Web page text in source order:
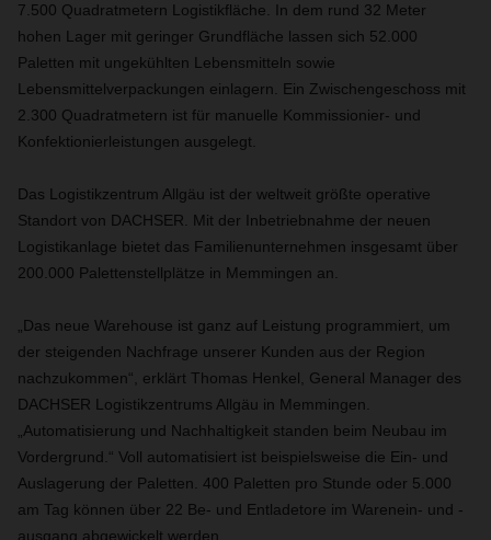
7.500 Quadratmetern Logistikfläche. In dem rund 32 Meter
hohen Lager mit geringer Grundfläche lassen sich 52.000
Paletten mit ungekühlten Lebensmitteln sowie
Lebensmittelverpackungen einlagern. Ein Zwischengeschoss mit
2.300 Quadratmetern ist für manuelle Kommissionier- und
Konfektionierleistungen ausgelegt.
Das Logistikzentrum Allgäu ist der weltweit größte operative
Standort von DACHSER. Mit der Inbetriebnahme der neuen
Logistikanlage bietet das Familienunternehmen insgesamt über
200.000 Palettenstellplätze in Memmingen an.
„Das neue Warehouse ist ganz auf Leistung programmiert, um
der steigenden Nachfrage unserer Kunden aus der Region
nachzukommen“, erklärt Thomas Henkel, General Manager des
DACHSER Logistikzentrums Allgäu in Memmingen.
„Automatisierung und Nachhaltigkeit standen beim Neubau im
Vordergrund.“ Voll automatisiert ist beispielsweise die Ein- und
Auslagerung der Paletten. 400 Paletten pro Stunde oder 5.000
am Tag können über 22 Be- und Entladetore im Warenein- und -
ausgang abgewickelt werden.